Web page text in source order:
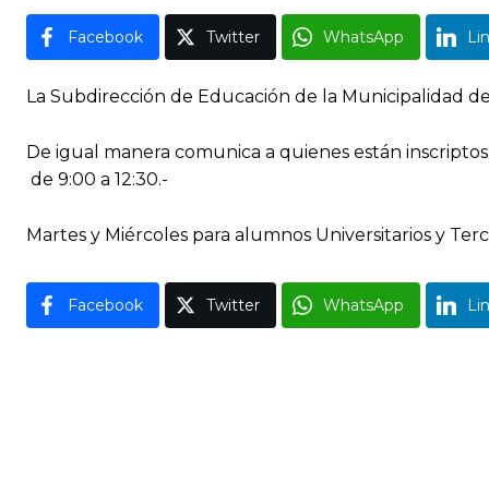
Facebook Twitter WhatsApp
La Subdirección de Educación de la Municipalidad
De igual manera comunica a quienes están
de 9:00 a 12:30.-
Martes y Miércoles para alumnos Universitarios y
Facebook Twitter WhatsApp